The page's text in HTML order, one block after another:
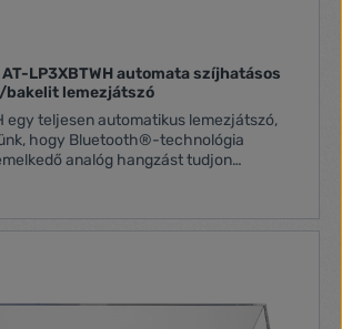
LP3XBTWH automata szíjhatásos
lemezjátszó
egy teljesen automatikus lemezjátszó,
hogy Bluetooth®-technológia
analóg hangzást tudjon
és melegségét a digitális generációk
összes előnyét megtartva hozza el
LP3XBT
év hi-fi tervezését ötvözi a legújabb